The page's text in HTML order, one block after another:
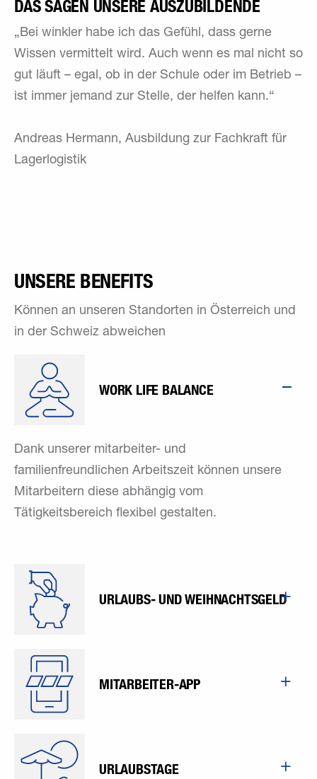
DAS SAGEN UNSERE AUSZUBILDENDE
„Bei winkler habe ich das Gefühl, dass gerne
Wissen vermittelt wird. Auch wenn es mal nicht so
gut läuft – egal, ob in der Schule oder im Betrieb –
ist immer jemand zur Stelle, der helfen kann.“
Andreas Hermann, Ausbildung zur Fachkraft für
Lagerlogistik
UNSERE BENEFITS
Können an unseren Standorten in Österreich und
in der Schweiz abweichen
WORK LIFE BALANCE
Dank unserer mitarbeiter- und
familienfreundlichen Arbeitszeit können unsere
Mitarbeitern diese abhängig vom
Tätigkeitsbereich flexibel gestalten.
URLAUBS- UND WEIHNACHTSGELD
MITARBEITER-APP
URLAUBSTAGE